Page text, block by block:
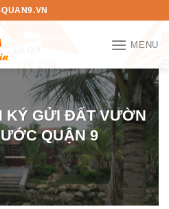
MENU
KÝ GỬI ĐẤT VƯỜN
QUẬN 9